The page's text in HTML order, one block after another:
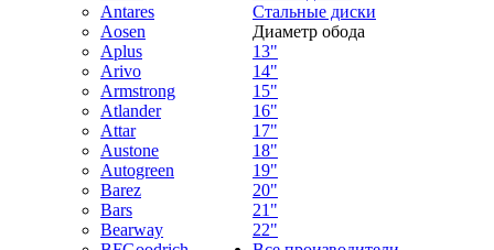
Antares
Aosen
Aplus
Arivo
Armstrong
Atlander
Attar
Austone
Autogreen
Barez
Bars
Bearway
Стальные диски
Диаметр обода
13"
14"
15"
16"
17"
18"
19"
20"
21"
22"